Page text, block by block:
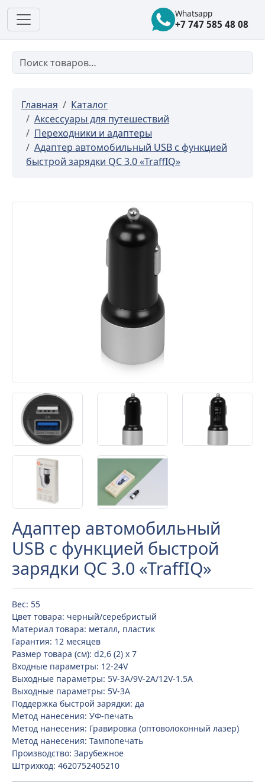
Whatsapp
+7 747 585 48 08
Главная
Каталог
Аксессуары для путешествий
Переходники и адаптеры
Адаптер автомобильный USB с функцией
быстрой зарядки QC 3.0 «TraffIQ»
Адаптер автомобильный
USB с функцией быстрой
зарядки QC 3.0 «TraffIQ»
Вес: 55
Цвет товара: черный/серебристый
Материал товара: металл, пластик
Гарантия: 12 месяцев
Размер товара (см): d2,6 (2) х 7
Входные параметры: 12-24V
Выходные параметры: 5V-3A/9V-2A/12V-1.5A
Выходные параметры: 5V-3A
Поддержка быстрой зарядки: да
Метод нанесения: УФ-печать
Метод нанесения: Гравировка (оптоволоконный лазер)
Метод нанесения: Тампопечать
Производство: Зарубежное
Штрихкод: 4620752405210